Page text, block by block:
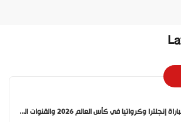
موعد مباراة إنجلترا وكرواتيا في كأس العالم 2026 والقنوات الناقلة